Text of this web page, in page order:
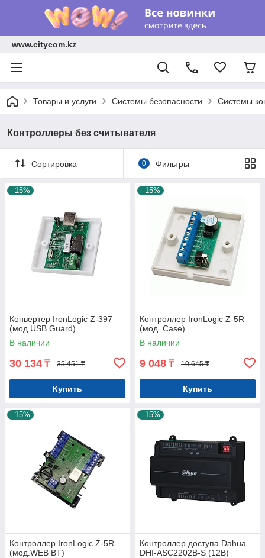
www.citycom.kz
Товары и услуги Системы безопасности Системы
Контроллеры без считывателя
Сортировка 0 Фильтры
–15%
Конвертер IronLogic Z-397
(мод USB Guard)
В наличии
30 134 ₸ 35 451 ₸
Купить
–15%
Контроллер IronLogic Z-5R
(мод. Case)
В наличии
9 048 ₸ 10 645 ₸
Купить
–15%
Контроллер IronLogic Z-5R
(мод.WEB BT)
–15%
Контроллер доступа Dahua
DHI-ASC2202B-S (12В)